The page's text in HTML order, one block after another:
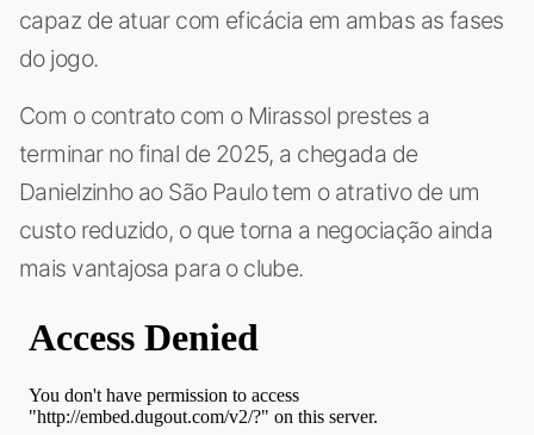
capaz de atuar com eficácia em ambas as fases
do jogo.
Com o contrato com o Mirassol prestes a
terminar no final de 2025, a chegada de
Danielzinho ao São Paulo tem o atrativo de um
custo reduzido, o que torna a negociação ainda
mais vantajosa para o clube.